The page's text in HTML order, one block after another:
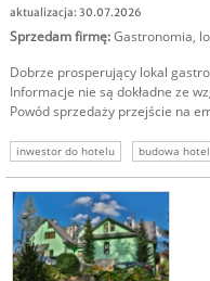
aktualizacja: 30.07.2026
Sprzedam firmę:Gastronomia,
Dobrze prosperujący lokal
Informacje nie są dokładne ze
Powód sprzedaży przejście na
inwestor do hotelu budowa hotel
inwestowanie w hotele
dom